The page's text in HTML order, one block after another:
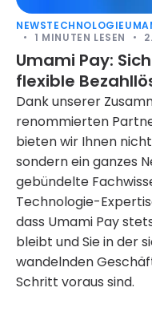
NEWSTECHNOLOGIE
1 MINUTEN LESEN
Umami Pay:
flexible
Optiker
Dank unserer
renommierten
bieten wir Ihnen
sondern ein ganzes
gebündelte
Technologie-
dass Umami Pay
bleibt und Sie in der
wandelnden
Schritt voraus sind.